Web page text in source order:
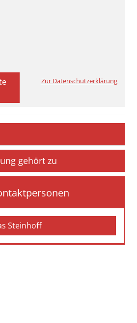
Zur Datenschutzerklärung
gehört zu
Steinhoff